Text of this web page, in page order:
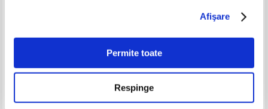
Afişare
Permite toate
Respinge